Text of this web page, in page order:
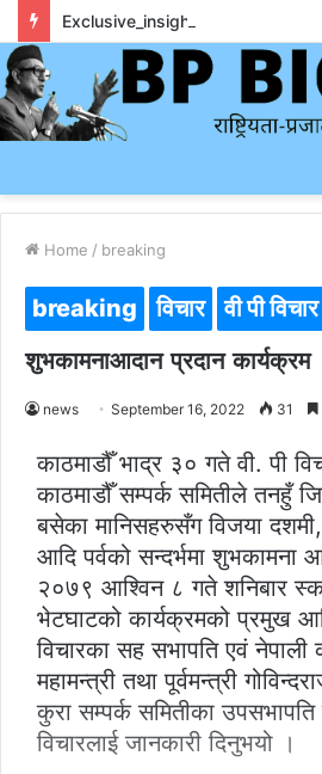
Home / breaking
breaking विचार वी पी विचार
शुभकामनाआदान प्रदान कार्यक्रम
news September 16, 2022 31
काठमाडौँ भाद्र ३० गते वी. पी
काठमाडौँ सम्पर्क समितीले तनहुँ
बसेका मानिसहरुसँग विजया
आदि पर्वको सन्दर्भमा शुभकामना
२०७९ आश्विन ८ गते शनिबार
भेटघाटको कार्यक्रमको प्रमुख
विचारका सह सभापति एवं नेपाली
महामन्त्री तथा पूर्वमन्त्री
कुरा सम्पर्क समितीका
विचारलाई जानकारी दिनुभयो ।